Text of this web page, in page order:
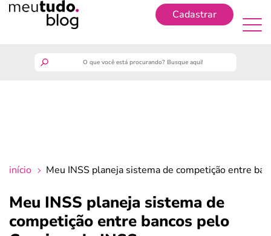
Cadastrar
crédito fácil
início Meu INSS planeja sistema de competição entre
Meu INSS planeja sistema de
competição entre bancos pelo